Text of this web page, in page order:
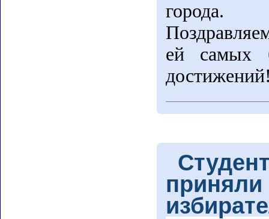
города.
ей самых
приняли